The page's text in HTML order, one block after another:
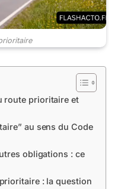
route prioritaire et
au sens du Code
obligations : ce
: la question